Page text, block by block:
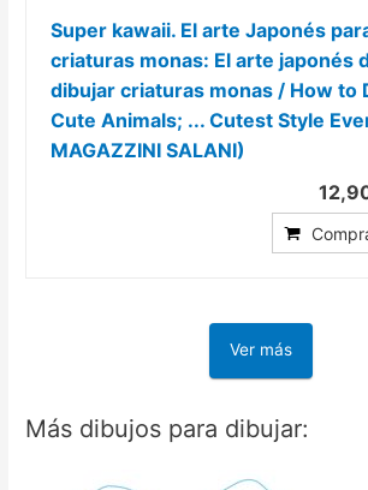
Super kawaii. El arte Japonés
criaturas monas: El arte japonés
dibujar criaturas monas / How to
Cute Animals; ... Cutest Style
MAGAZZINI SALANI)
Ver más
Más dibujos para dibujar: